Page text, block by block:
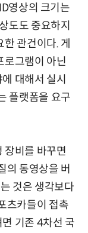
영상의 크기는
도도 중요하지
관건이다. 게
로그램이 아닌
대해서 실시
플랫폼을 요구
장비를 바꾸면
의 동영상을 버
것은 생각보다
츠카들이 접촉
기존 4차선 국